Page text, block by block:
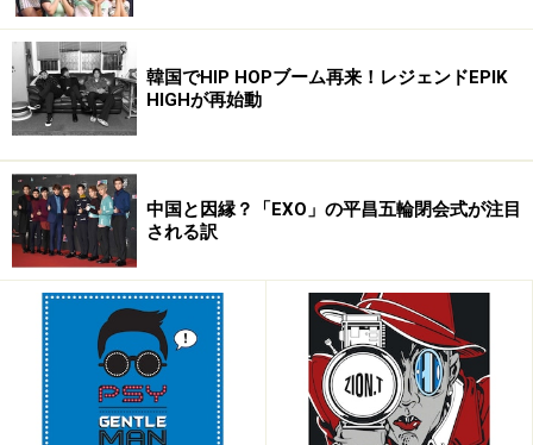
TWICE（韓国語ハングル表記：
&#53944;&#50752;&#51060;&#49828;）を簡単に紹介す
ると、以下になります。
・2015年サバイバル形式のオーディション番組から結成
・日本人3人、韓国人5人、台湾人1人からなる多国籍ガ
ールズグループ
・デビュー半年で、韓国で人気No.1ガールズグループに
・日本でも「TTポーズ」が中高生を中心に人気に
韓国でHIP HOPブーム再来！レジェンドEPIK
HIGHが再始動
中国と因縁？「EXO」の平昌五輪閉会式が注目
される訳